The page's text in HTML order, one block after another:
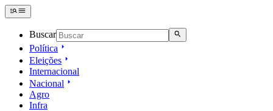
Buscar
Política
Eleições
Internacional
Nacional
Agro
Infra